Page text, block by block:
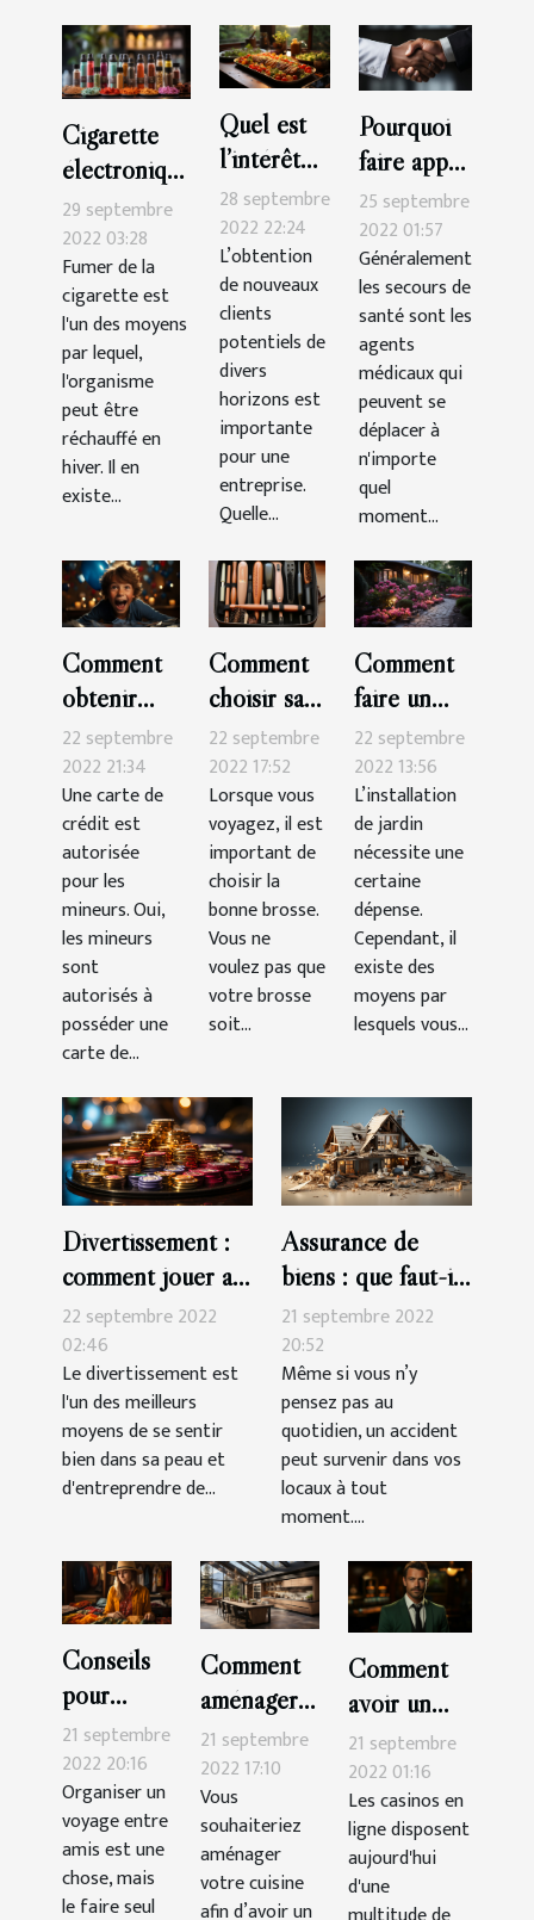
Cigarette
électronique
:Que faut-il
savoir ?
29 septembre
2022 03:28
Fumer de la
cigarette est
l'un des moyens
par lequel,
l'organisme
peut être
réchauffé en
hiver. Il en
existe...
Quel est
l’intérêt
d’un blog
de cuisine
?
28 septembre
2022 22:24
L’obtention
de nouveaux
clients
potentiels de
divers
horizons est
importante
pour une
entreprise.
Quelle...
Pourquoi
faire appel
à un
secours de
santé ?
25 septembre
2022 01:57
Généralement
les secours de
santé sont les
agents
médicaux qui
peuvent se
déplacer à
n'importe
quel
moment...
Comment
obtenir
une carte
de crédit
pour
mineur ?
22 septembre
2022 21:34
Une carte de
crédit est
autorisée
pour les
mineurs. Oui,
les mineurs
sont
autorisés à
posséder une
carte de...
Comment
choisir sa
brosse à
cheveux
pour les
voyages ?
22 septembre
2022 17:52
Lorsque vous
voyagez, il est
important de
choisir la
bonne brosse.
Vous ne
voulez pas que
votre brosse
soit...
Comment
faire un
beau jardin
pas cher ?
22 septembre
2022 13:56
L’installation
de jardin
nécessite une
certaine
dépense.
Cependant, il
existe des
moyens par
lesquels vous...
Divertissement :
comment jouer au
casino en ligne
22 septembre 2022
02:46
Le divertissement est
l'un des meilleurs
moyens de se sentir
bien dans sa peau et
d'entreprendre de...
Assurance de
biens : que faut-il
savoir ?
21 septembre 2022
20:52
Même si vous n’y
pensez pas au
quotidien, un accident
peut survenir dans vos
locaux à tout
moment....
Conseils
pour
organiser
seul un
voyage
21 septembre
2022 20:16
Organiser un
voyage entre
amis est une
chose, mais
le faire seul
Comment
aménager
sa cuisine ?
21 septembre
2022 17:10
Vous
souhaiteriez
aménager
votre cuisine
afin d’avoir un
Comment
avoir un
bonus sur
Cresus
Casino ?
21 septembre
2022 01:16
Les casinos en
ligne disposent
aujourd'hui
d'une